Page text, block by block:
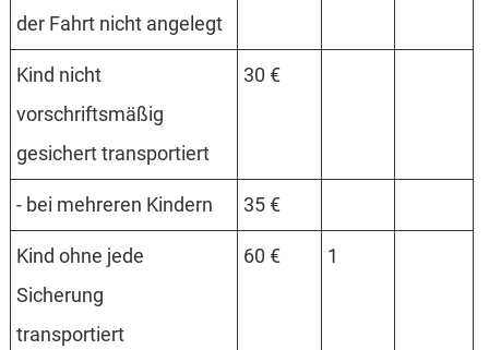
der Fahrt nicht angelegt
Kind nicht
vorschriftsmäßig
gesichert transportiert
30 €
- bei mehreren Kindern 35 €
Kind ohne jede
Sicherung
transportiert
60 € 1